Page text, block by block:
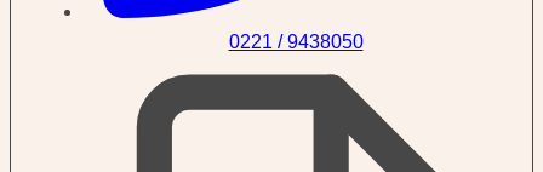
0221 / 9438050